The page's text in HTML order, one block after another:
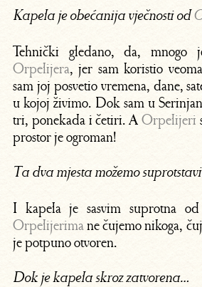
Kapela je obećanija vječnosti od
Tehnički gledano, da, mnogo
Orpelijera, jer sam koristio
sam joj posvetio vremena, dane,
u kojoj živimo. Dok sam u
tri, ponekada i četiri. AOrpelijeri
prostor je ogroman!
Ta dva mjesta možemo
I kapela je sasvim suprotna od
Orpelijerimane čujemo nikoga,
je potpuno otvoren.
Dok je kapela skroz zatvorena…